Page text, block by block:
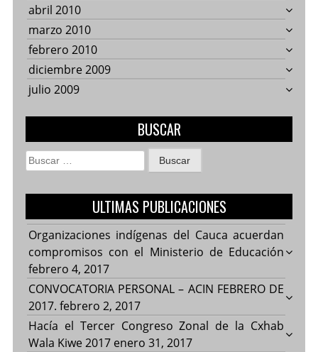
abril 2010
marzo 2010
febrero 2010
diciembre 2009
julio 2009
BUSCAR
Buscar:
ULTIMAS PUBLICACIONES
Organizaciones indígenas del Cauca acuerdan
compromisos con el Ministerio de Educación
febrero 4, 2017
CONVOCATORIA PERSONAL – ACIN FEBRERO DE
2017. febrero 2, 2017
Hacía el Tercer Congreso Zonal de la Cxhab
Wala Kiwe 2017 enero 31, 2017